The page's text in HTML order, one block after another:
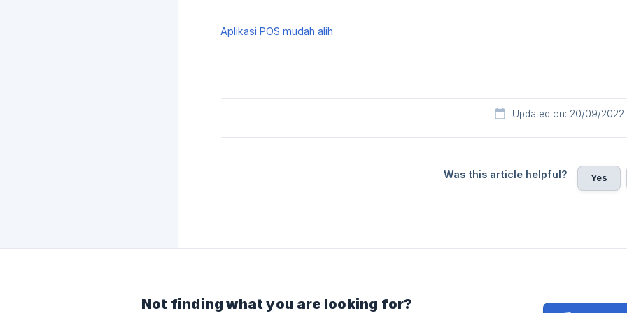
Aplikasi POS mudah alih
Updated on: 20/09/2022
Was this article helpful? Yes
Not finding what you are looking for?